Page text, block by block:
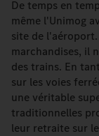
De temps en
même l'Unimog
site de
marchandises, il
des trains. En
sur les voies
une véritable
traditionnelles
leur retraite sur